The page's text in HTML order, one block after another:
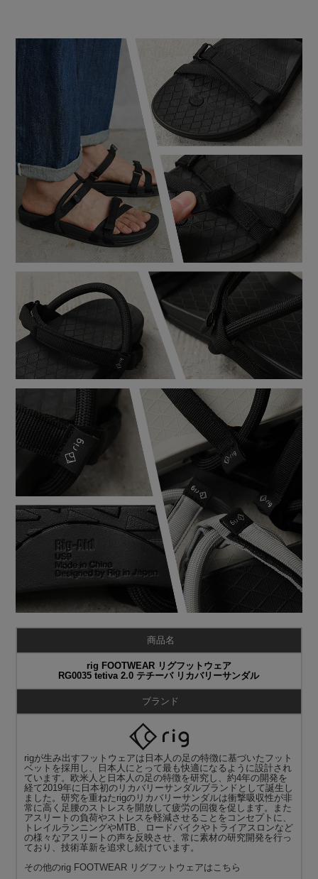
商品名
rig FOOTWEAR リグフットウェア
RG0035 tetiva 2.0 テチーバ リカバリーサンダル
ブランド
rigが生み出すフットウェアは日本人の足の特徴に基づいたフット
ベットを採用し、日本人にとって最も快適になるように設計され
ています。欧米人と日本人の足の特徴を研究し、約4年の開発を
経て2019年に日本初のリカバリーサンダルブランドとして誕生し
ました。研究を重ねたrigのリカバリーサンダルは衝撃吸収性が非
常に高く足腰のストレスを開放して疲労の回復を促します。また
アスリートの負荷やストレスを軽減させることをコンセプトに、
トレイルランニングやMTB、ロードバイクやトライアスロンなど
の様々なアスリートの声を反映させ、常に素材の研究開発を行っ
ており、技術革新を追求し続けています。
その他のrig FOOTWEAR リグフットウェアはこちら